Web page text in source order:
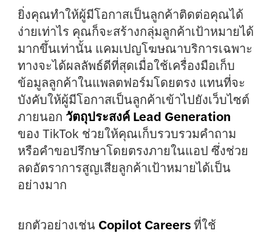
ยิ่งคุณทำให้ผู้มีโอกาสเป็นลูกค้าติดต่อคุณได้
ง่ายเท่าไร คุณก็จะสร้างกลุ่มลูกค้าเป้าหมายได้
มากขึ้นเท่านั้น แคมเปญโฆษณาบริการเฉพาะ
ทางจะได้ผลลัพธ์ดีที่สุดเมื่อใช้เครื่องมือเก็บ
ข้อมูลลูกค้าในแพลตฟอร์มโดยตรง แทนที่จะ
บังคับให้ผู้มีโอกาสเป็นลูกค้าเข้าไปยังเว็บไซต์
ภายนอก วัตถุประสงค์ Lead Generation
ของ TikTok ช่วยให้คุณเก็บรวบรวมคำถาม
หรือคำขอปรึกษาโดยตรงภายในแอป ซึ่งช่วย
ลดอัตราการสูญเสียลูกค้าเป้าหมายได้เป็น
อย่างมาก
ยกตัวอย่างเช่น Copilot Careersที่ใช้